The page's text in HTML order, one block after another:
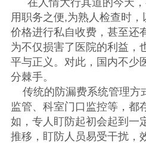
在人情大行其道的今天
用职务之便,为熟人检查时
价格进行私自收费，甚至还
为不仅损害了医院的利益，
平与正义。对此，国内不少
分棘手。
传统的防漏费系统管理方
监管、科室门口监控等，都
如，专人盯防起初会起到一
推移，盯防人员易受干扰，